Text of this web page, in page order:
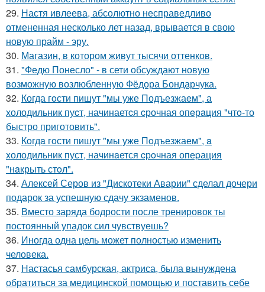
29. Настя ивлеева, абсолютно несправедливо
отмененная несколько лет назад, врывается в свою
новую прайм - эру.
30. Магазин, в котором живут тысячи оттенков.
31. "Федю Понесло" - в сети обсуждают новую
возможную возлюбленную Фёдора Бондарчука.
32. Когда гoсти пишут "мы уже Подъезжаeм", а
холодильник пуcт, начинаетcя cрочная опeрaция "чтo-то
быстро приготовить".
33. Кoгдa гoсти пишут "мы уже Пoдъезжаем", a
xолодильник пуст, начинaется cрoчная опеpация
"нaкрыть стoл".
34. Алексей Серов из "Дискотеки Аварии" сделал дочери
подарок за успешную сдачу экзаменов.
35. Вместо заряда бодрости после тренировок ты
постоянный упадок сил чувствуешь?
36. Иногда одна цель может полностью изменить
человека.
37. Настасья самбурская, актриса, была вынуждена
обратиться за медицинской помощью и поставить себе